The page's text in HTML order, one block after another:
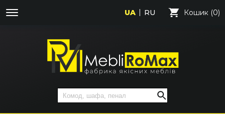
UA RU Кошик (0)